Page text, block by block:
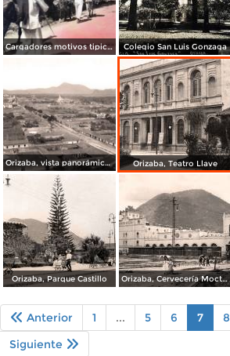
Cargadores motivos tipicos Orizaba Veracruz Colegio San Luis Gonzaga
Orizaba, vista panorámica por Abel Briquet Orizaba, Teatro Llave
Orizaba, Parque Castillo Orizaba, Cervecería Moctezuma
Anterior 1 ... 5 6 7 8
Siguiente